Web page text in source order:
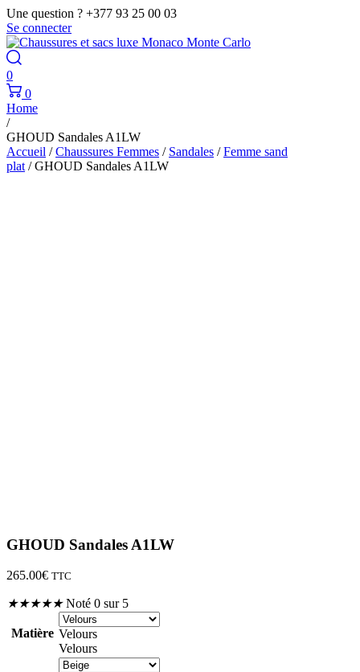
Une question ? +377 93 25 00 03
Se connecter
0
0
Home
/
GHOUD Sandales A1LW
Accueil /Chaussures Femmes / Sandales /Femme sand
plat / GHOUD Sandales A1LW
GHOUD Sandales A1LW
265.00€ TTC
★★★★★ Noté 0 sur 5
Matière Velours
Velours